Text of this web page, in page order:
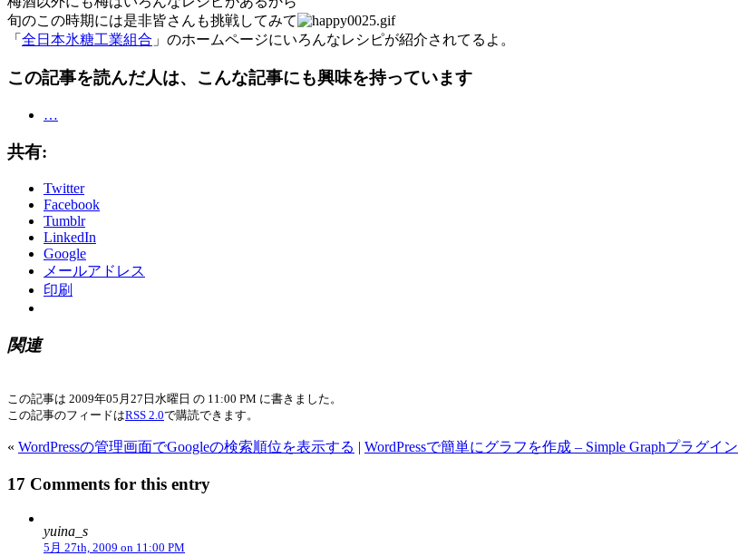
旬のこの時期には是非皆さんも挑戦してみて
「 全日本氷糖工業組合 」のホームページにいろんなレシピが紹介されてるよ。
この記事を読んだ人は、こんな記事にも興味を持っています
…
共有:
Twitter
Facebook
Tumblr
LinkedIn
Google
メールアドレス
印刷
関連
この記事は 2009年05月27日水曜日 の 11:00 PM に書きました。
この記事のフィードはRSS 2.0で購読できます。
« WordPressの管理画面でGoogleの検索順位を表示する | WordPressで簡単にグラフを作成 – Simple Graphプラグイン
17 Comments for this entry
yuina_s
5月 27th, 2009 on 11:00 PM